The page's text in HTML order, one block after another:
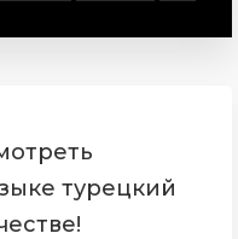
турецкий